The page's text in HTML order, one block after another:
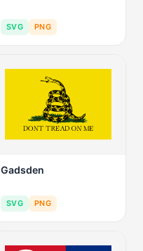
SVG PNG
Gadsden
SVG PNG